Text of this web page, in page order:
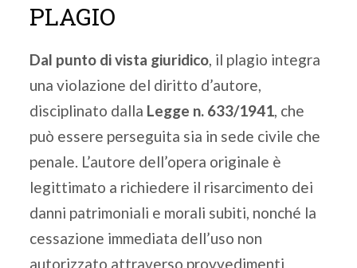
PLAGIO
Dal punto di vista giuridico, il plagio integra
una violazione del diritto d’autore,
disciplinato dalla Legge n. 633/1941, che
può essere perseguita sia in sede civile che
penale. L’autore dell’opera originale è
legittimato a richiedere il risarcimento dei
danni patrimoniali e morali subiti, nonché la
cessazione immediata dell’uso non
autorizzato attraverso provvedimenti